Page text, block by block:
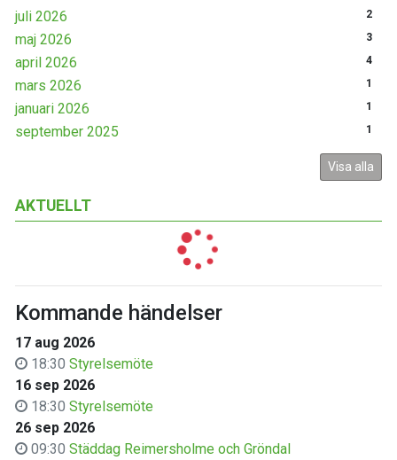
juli 2026 2
maj 2026 3
april 2026 4
mars 2026 1
januari 2026 1
september 2025 1
Visa alla
AKTUELLT
Kommande händelser
17 aug 2026
18:30 Styrelsemöte
16 sep 2026
18:30 Styrelsemöte
26 sep 2026
09:30 Städdag Reimersholme och Gröndal